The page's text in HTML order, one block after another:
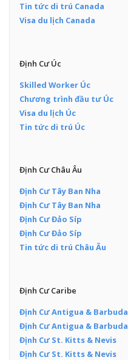
Tin tức di trú Canada
Visa du lịch Canada
Định Cư Úc
Skilled Worker Úc
Chương trình đầu tư Úc
Visa du lịch Úc
Tin tức di trú Úc
Định Cư Châu Âu
Định Cư Tây Ban Nha
Định Cư Tây Ban Nha
Định Cư Đảo Síp
Định Cư Đảo Síp
Tin tức di trú Châu Âu
Định Cư Caribe
Định Cư Antigua & Barbuda
Định Cư Antigua & Barbuda
Định Cư St. Kitts & Nevis
Định Cư St. Kitts & Nevis